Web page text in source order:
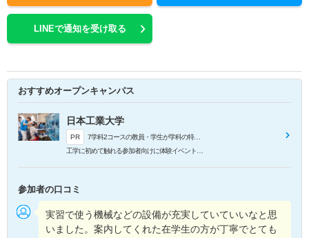
LINEで通知を受け取る
おすすめオープンキャンパス
日本工業大学
PR
7学科2コースの教員・学生が学科の特色や詳しい学び・研究内容をわかりやすく紹介します。
工学に初めて触れる参加者向けに体験イベントも用意していますので、学科や学びの魅力を体感できるのがポイント！在学生スタッフと話せる機会も多く設けられているから、学科での学生生活についても詳しく知ることができます。
参加者の口コミ
実習で使う機械などの設備が充実していていいなと思
いました。案内してくれた在学生の方が丁寧でとても